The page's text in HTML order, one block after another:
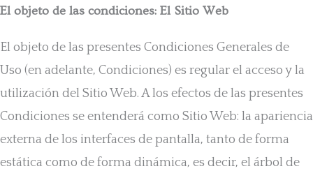
El objeto de las condiciones: El Sitio Web
El objeto de las presentes Condiciones Generales de
Uso (en adelante, Condiciones) es regular el acceso y la
utilización del Sitio Web. A los efectos de las presentes
Condiciones se entenderá como Sitio Web: la apariencia
externa de los interfaces de pantalla, tanto de forma
estática como de forma dinámica, es decir, el árbol de